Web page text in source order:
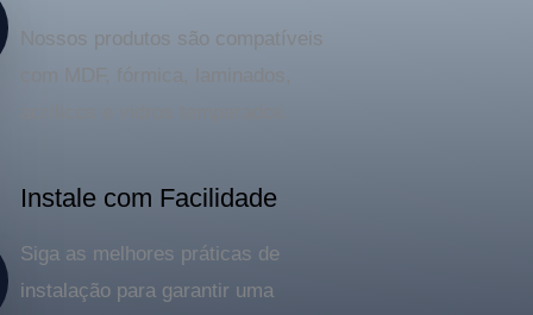
Nossos produtos são compatíveis
com MDF, fórmica, laminados,
Instale com Facilidade
Siga as melhores práticas de
instalação para garantir uma